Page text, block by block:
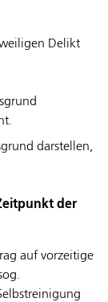
Delikt
darstellen,
der
auf vorzeitige